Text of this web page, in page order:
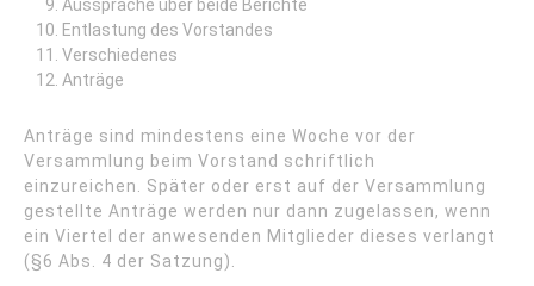
Aussprache über beide Berichte
Entlastung des Vorstandes
Verschiedenes
Anträge
Anträge sind mindestens eine Woche vor der
Versammlung beim Vorstand schriftlich
einzureichen. Später oder erst auf der Versammlung
gestellte Anträge werden nur dann zugelassen, wenn
ein Viertel der anwesenden Mitglieder dieses verlangt
(§6 Abs. 4 der Satzung).